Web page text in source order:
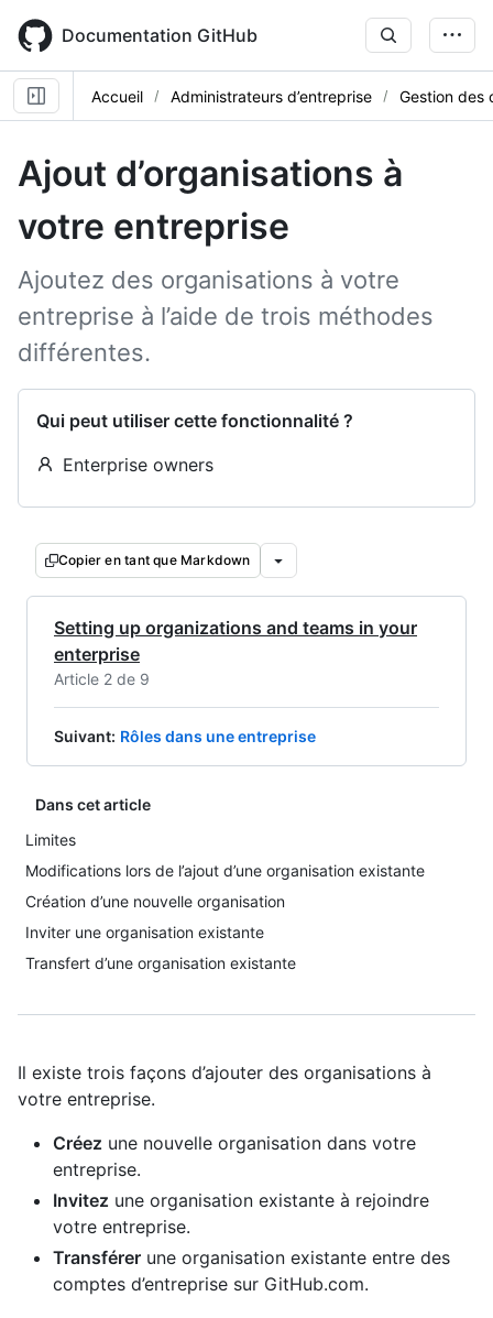
main
content
Documentation GitHub
Accueil Administrateurs d’entreprise Gestion des
Ajout d’organisations à
votre entreprise
Ajoutez des organisations à votre
entreprise à l’aide de trois méthodes
différentes.
Qui peut utiliser cette fonctionnalité ?
Enterprise owners
Copier en tant que Markdown
Setting up organizations and teams in your
enterprise
Article 2 de 9
Suivant: Rôles dans une entreprise
Dans cet article
Limites
Modifications lors de l’ajout d’une organisation existante
Création d’une nouvelle organisation
Inviter une organisation existante
Transfert d’une organisation existante
Il existe trois façons d’ajouter des organisations à
votre entreprise.
Créez une nouvelle organisation dans votre
entreprise.
Invitez une organisation existante à rejoindre
votre entreprise.
Transférer une organisation existante entre des
comptes d’entreprise sur GitHub.com.